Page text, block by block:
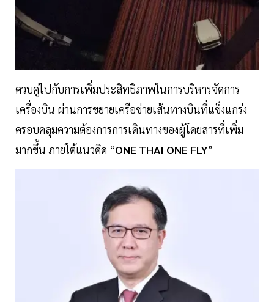
ควบคู่ไปกับการเพิ่มประสิทธิภาพในการบริหารจัดการ
เครื่องบิน ผ่านการขยายเครือข่ายเส้นทางบินที่แข็งแกร่ง
ครอบคลุมความต้องการการเดินทางของผู้โดยสารที่เพิ่ม
มากขึ้น ภายใต้แนวคิด “ONE THAI ONE FLY”